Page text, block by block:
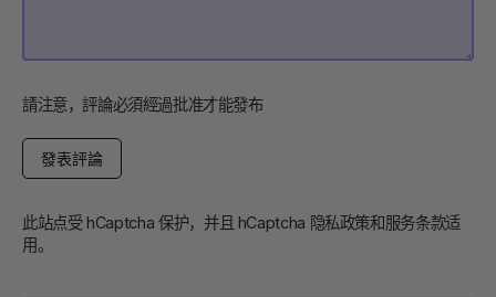
請注意，評論必須經過批准才能發布
發
此站点受 hCaptcha 保护，并且 hCaptcha 隐私政策和服务条款适
用。